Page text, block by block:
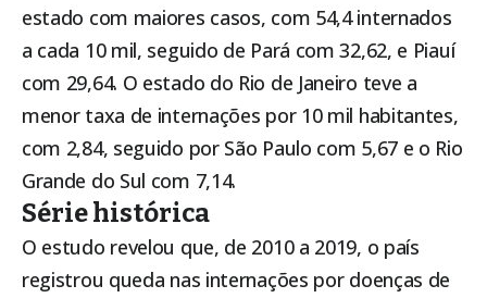
estado com maiores casos, com 54,4 internados
a cada 10 mil, seguido de Pará com 32,62, e Piauí
com 29,64. O estado do Rio de Janeiro teve a
menor taxa de internações por 10 mil habitantes,
com 2,84, seguido por São Paulo com 5,67 e o Rio
Grande do Sul com 7,14.
Série histórica
O estudo revelou que, de 2010 a 2019, o país
registrou queda nas internações por doenças de